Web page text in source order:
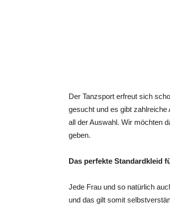
Der Tanzsport erfreut sich
gesucht und es gibt
all der Auswahl. Wir möchten
geben.
Das perfekte Standardkleid
Jede Frau und so natürlich
und das gilt somit